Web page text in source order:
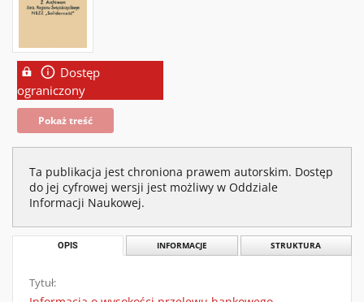
Dostęp
ograniczony
Pokaż treść
Ta publikacja jest chroniona prawem autorskim. Dostęp
do jej cyfrowej wersji jest możliwy w Oddziale
Informacji Naukowej.
OPIS INFORMACJE STRUKTURA
Tytuł: